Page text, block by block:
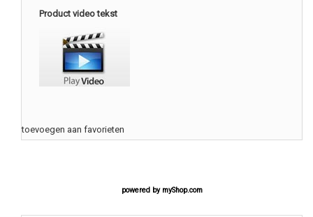
Product video tekst
toevoegen aan favorieten
powered by myShop.com